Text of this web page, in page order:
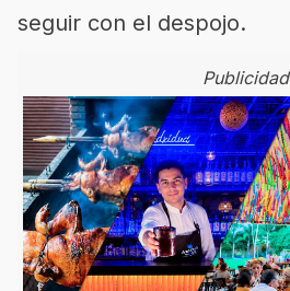
seguir con el despojo.
Publicidad